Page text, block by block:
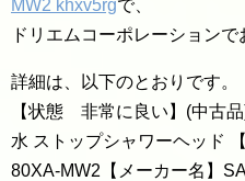
MW2 khxv5rgで、
ドリエムコーポレーションで
詳細は、以下のとおりです。
【状態 非常に良い】(中古
水 ストップシャワーヘッド
80XA-MW2【メーカー名】